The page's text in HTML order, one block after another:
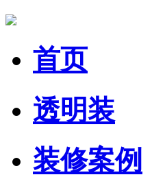
首页
透明装
装修案例